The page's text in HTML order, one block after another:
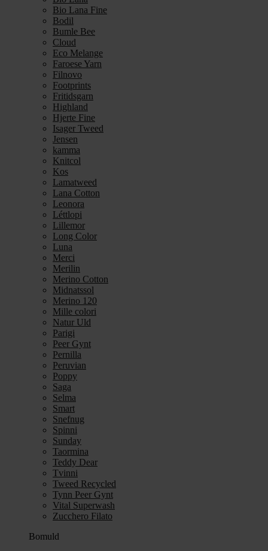
Bio Lana Fine
Bodil
Bumle Bee
Cloud
Eco Melange
Faroese Yarn
Filnovo
Footprints
Fritidsgarn
Highland
Hjerte Fine
Isager Tweed
Jensen
kamma
Knitcol
Kos
Lamatweed
Lana Cotton
Leonora
Léttlopi
Lillemor
Long Color
Luna
Merci
Merilin
Merino Cotton
Midnatssol
Merino 120
Mille colori
Natur Uld
Parigi
Peer Gynt
Pernilla
Peruvian
Poppy
Saga
Selma
Smart
Snefnug
Spinni
Sunday
Taormina
Teddy Dear
Tvinni
Tweed Recycled
Tynn Peer Gynt
Vital Superwash
Zucchero Filato
Bomuld